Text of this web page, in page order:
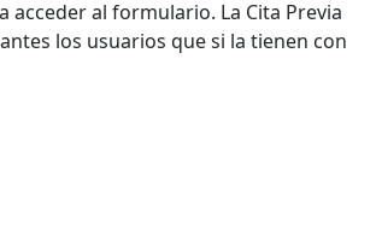
al formulario. La Cita Previa
los usuarios que si la tienen con